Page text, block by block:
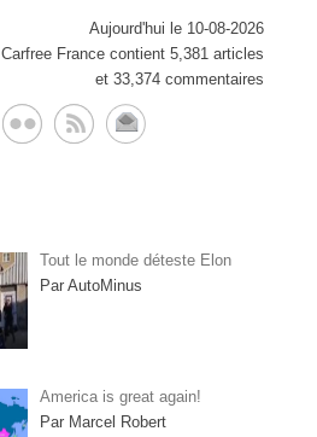
Aujourd'hui le 10-08-2026
Carfree France contient 5,381 articles
et 33,374 commentaires
Tout le monde déteste Elon
Par AutoMinus
America is great again!
Par Marcel Robert